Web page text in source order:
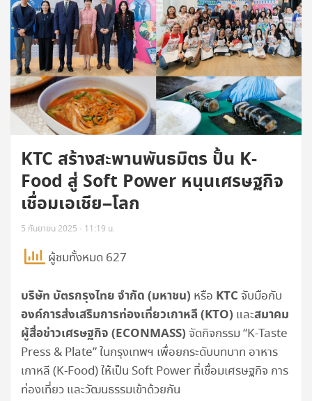
KTC สร้างสะพานพันธมิตร ปั้น K-
Food สู่ Soft Power หนุนเศรษฐกิจ
เชื่อมเอเชีย–โลก
5 กันยายน 2025 - 11:19 น.
ผู้ชมทั้งหมด 627
บริษัท บัตรกรุงไทย จำกัด (มหาชน) หรือ KTC จับมือกับ
องค์การส่งเสริมการท่องเที่ยวเกาหลี (KTO) และสมาคม
ผู้สื่อข่าวเศรษฐกิจ (ECONMASS) จัดกิจกรรม “K-Taste
Press & Plate” ในกรุงเทพฯ เพื่อยกระดับบทบาท อาหาร
เกาหลี (K-Food) ให้เป็น Soft Power ที่เชื่อมเศรษฐกิจ การ
ท่องเที่ยว และวัฒนธรรมเข้าด้วยกัน